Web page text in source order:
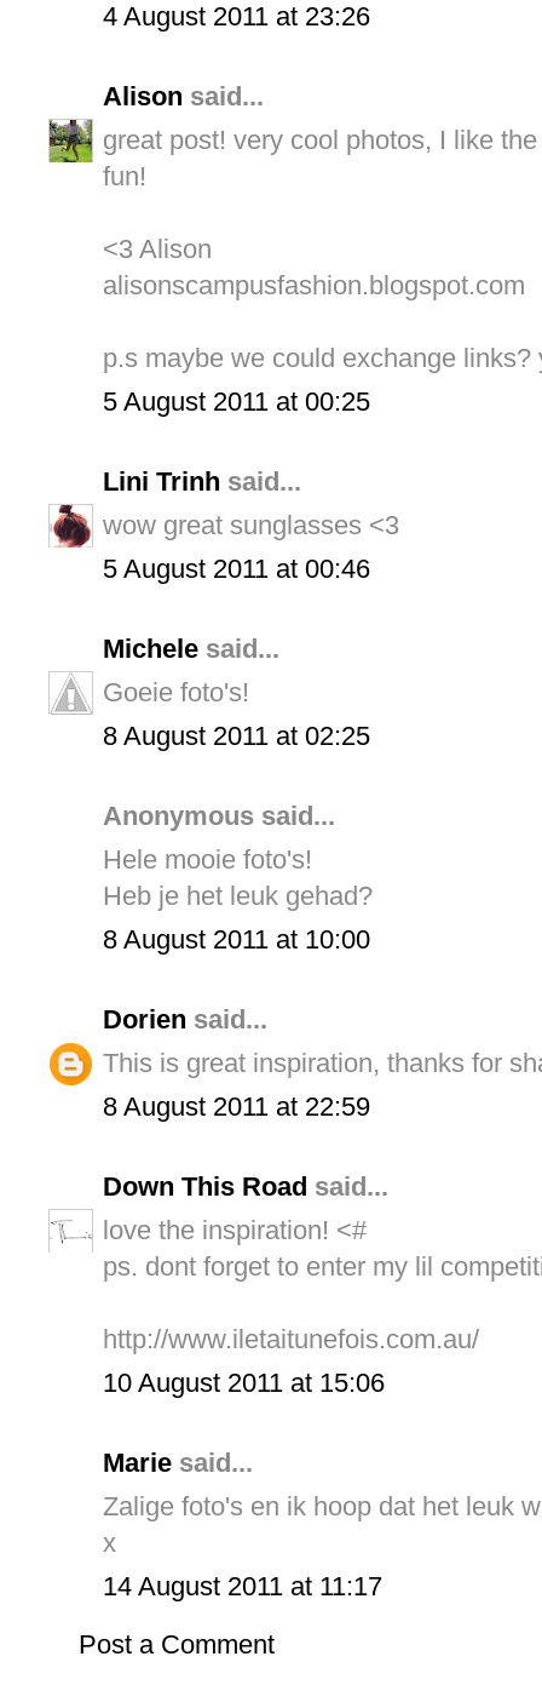
4 August 2011 at 23:26
Alison said...
great post! very cool photos, I like
fun!
<3 Alison
alisonscampusfashion.blogspot.com
p.s maybe we could exchange
5 August 2011 at 00:25
Lini Trinh said...
wow great sunglasses <3
5 August 2011 at 00:46
Michele said...
Goeie foto's!
8 August 2011 at 02:25
Anonymous said...
Hele mooie foto's!
Heb je het leuk gehad?
8 August 2011 at 10:00
Dorien said...
This is great inspiration, thanks for
8 August 2011 at 22:59
Down This Road said...
love the inspiration! <#
ps. dont forget to enter my lil
http://www.iletaitunefois.com.au/
10 August 2011 at 15:06
Marie said...
Zalige foto's en ik hoop dat het leuk
x
14 August 2011 at 11:17
Post a Comment